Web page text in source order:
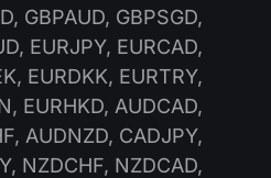
GBPAUD, GBPSGD,
EURJPY, EURCAD,
EURDKK, EURTRY,
EURHKD, AUDCAD,
AUDNZD, CADJPY,
NZDCHF, NZDCAD,